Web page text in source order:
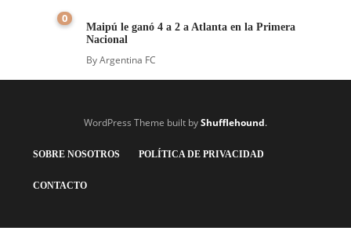
0
Maipú le ganó 4 a 2 a Atlanta en la Primera
Nacional
ByArgentina FC
WordPress Theme built byShufflehound.
SOBRE NOSOTROS POLÍTICA DE PRIVACIDAD
CONTACTO